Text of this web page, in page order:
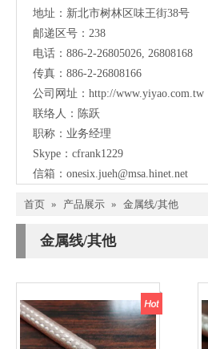
地址：新北市树林区味王街38号
邮递区号：238
电话：886-2-26805026, 26808168
传真：886-2-26808166
公司网址： http://www.yiyao.com.tw
联络人：陈跃
职称：业务经理
Skype：cfrank1229
信箱： onesix.jueh@msa.hinet.net
首页 » 产品展示 » 金属线/其他
金属线/其他